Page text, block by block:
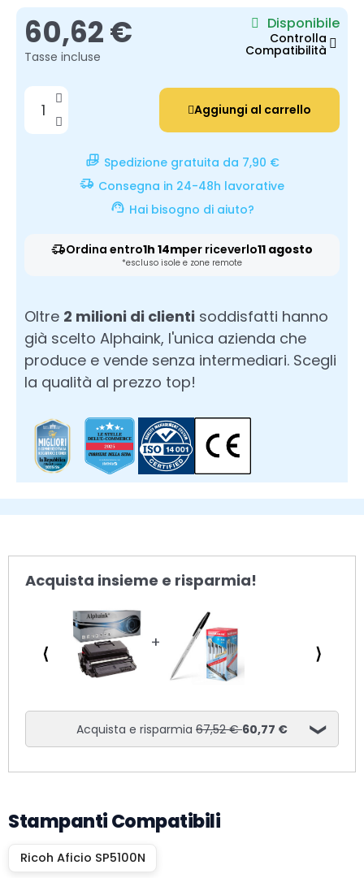
60,62 €
Tasse incluse
Disponibile
Controlla
Compatibilità
Aggiungi al carrello
Spedizione gratuita da 7,90 €
Consegna in 24-48h lavorative
Hai bisogno di aiuto?
Ordina entro1h 14mper riceverlo11 agosto
*escluso isole e zone remote
Oltre 2 milioni di clienti soddisfatti hanno
già scelto Alphaink, l'unica azienda che
produce e vende senza intermediari. Scegli
la qualità al prezzo top!
Acquista insieme e risparmia!
⟨ ⟩
Acquista e risparmia 67,52 €60,77 €
Stampanti Compatibili
Ricoh Aficio SP5100N